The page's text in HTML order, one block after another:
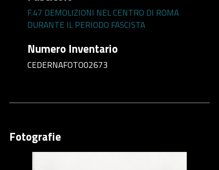
F.47 DEMOLIZIONI NEL CENTRO DI ROMA
DURANTE IL PERIODO FASCISTA
Numero Inventario
CEDERNAFOTO02673
Fotografie